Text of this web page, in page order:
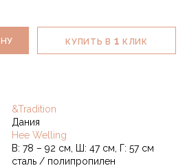
КУПИТЬ В 1 КЛИК
&Tradition
Дания
Hee Welling
В: 78 – 92 см, Ш: 47 см, Г: 57 см
сталь / полипропилен